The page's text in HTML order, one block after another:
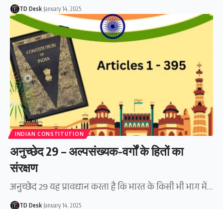
TD Desk January 14, 2025
INDIAN CONSTITUTION
अनुच्छेद 29 – अल्पसंख्यक-वर्गों के हितों का
संरक्षण
अनुच्छेद 29 यह प्रावधान करता है कि भारत के किसी भी भाग में…
TD Desk January 14, 2025